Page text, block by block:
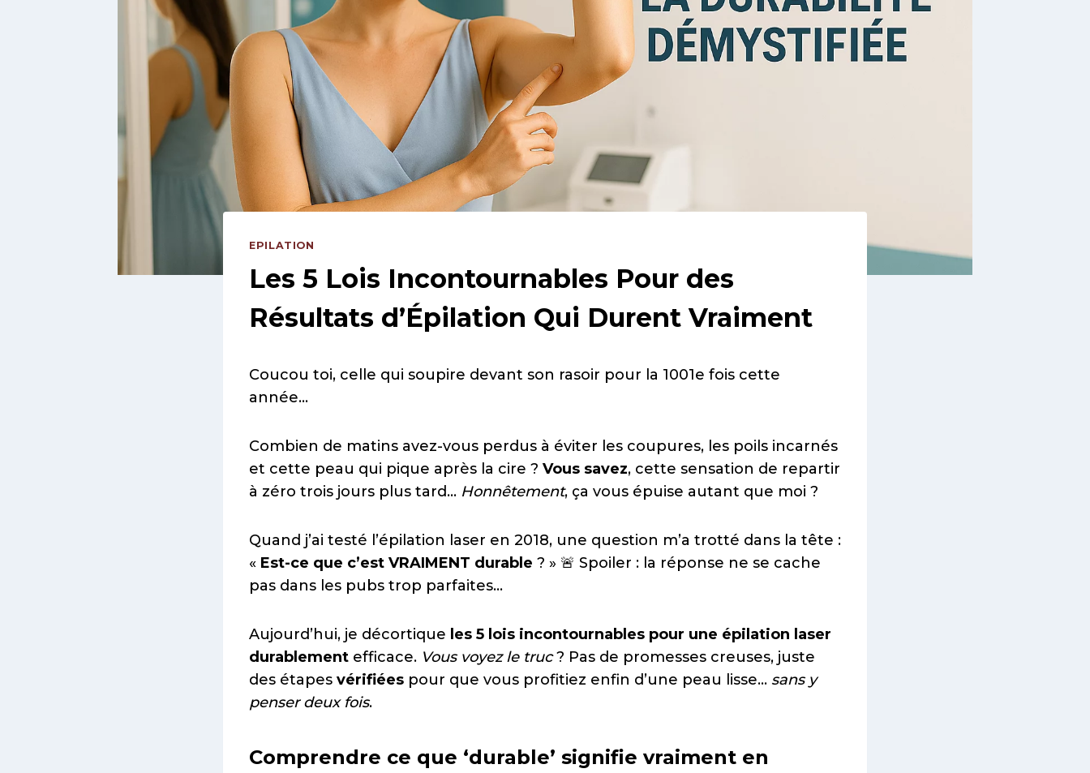
EPILATION
Les 5 Lois Incontournables Pour des
Résultats d’Épilation Qui Durent Vraiment
Coucou toi, celle qui soupire devant son rasoir pour la 1001e fois cette
année…
Combien de matins avez-vous perdus à éviter les coupures, les poils incarnés
et cette peau qui pique après la cire ? Vous savez, cette sensation de repartir
à zéro trois jours plus tard… Honnêtement, ça vous épuise autant que moi ?
Quand j’ai testé l’épilation laser en 2018, une question m’a trotté dans la tête :
« Est-ce que c’est VRAIMENT durable ? » 🚨 Spoiler : la réponse ne se cache
pas dans les pubs trop parfaites…
Aujourd’hui, je décortique les 5 lois incontournables pour une épilation laser
durablement efficace. Vous voyez le truc? Pas de promesses creuses, juste
des étapes vérifiées pour que vous profitiez enfin d’une peau lisse… sans y
penser deux fois.
Comprendre ce que ‘durable’ signifie vraiment en